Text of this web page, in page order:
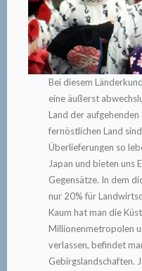
Bei diesem
eine äußerst
Land der
fernöstlichen Land
Überlieferungen so
Japan und bieten uns
Gegensätze. In dem
nur 20% für
Kaum hat man die
Millionenmetropolen
verlassen, befindet
Gebirgslandschaften.